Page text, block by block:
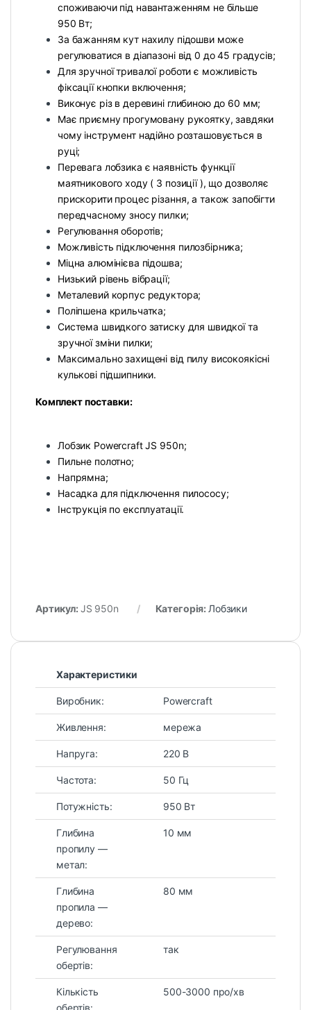
споживаючи під навантаженням не більше
950 Вт;
За бажанням кут нахилу підошви може
регулюватися в діапазоні від 0 до 45 градусів;
Для зручної тривалої роботи є можливість
фіксації кнопки включення;
Виконує різ в деревині глибиною до 60 мм;
Має приємну прогумовану рукоятку, завдяки
чому інструмент надійно розташовується в
руці;
Перевага лобзика є наявність функції
маятникового ходу ( 3 позиції ), що дозволяє
прискорити процес різання, а також запобігти
передчасному зносу пилки;
Регулювання оборотів;
Можливість підключення пилозбірника;
Міцна алюмінієва підошва;
Низький рівень вібрації;
Металевий корпус редуктора;
Поліпшена крильчатка;
Система швидкого затиску для швидкої та
зручної зміни пилки;
Максимально захищені від пилу високоякісні
кулькові підшипники.
Комплект поставки:
Лобзик Powercraft JS 950n;
Пильне полотно;
Напрямна;
Насадка для підключення пилососу;
Інструкція по експлуатації.
Артикул: JS 950n Категорія: Лобзики
Характеристики
Виробник: Powercraft
Живлення: мережа
Напруга: 220 В
Частота: 50 Гц
Потужність: 950 Вт
Глибина
пропилу —
метал:
10 мм
Глибина
пропила —
дерево:
80 мм
Регулювання
обертів:
так
Кількість
обертів:
500-3000 про/хв